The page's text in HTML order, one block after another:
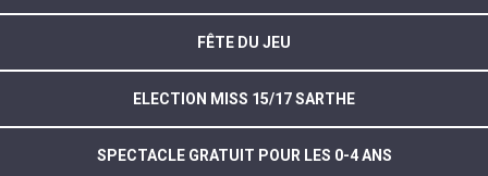
FÊTE DU JEU
ELECTION MISS 15/17 SARTHE
SPECTACLE GRATUIT POUR LES 0-4 ANS